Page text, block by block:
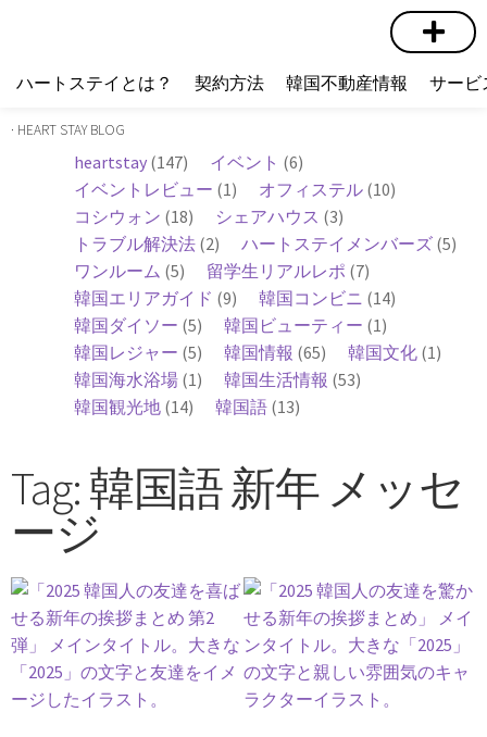
ハートステイとは？ 契約方法 韓国不動産情報 サービ
· HEART STAY BLOG
heartstay (147) イベント (6)
イベントレビュー (1) オフィステル (10)
コシウォン (18) シェアハウス (3)
トラブル解決法 (2) ハートステイメンバーズ (5)
ワンルーム (5) 留学生リアルレポ (7)
韓国エリアガイド (9) 韓国コンビニ (14)
韓国ダイソー (5) 韓国ビューティー (1)
韓国レジャー (5) 韓国情報 (65) 韓国文化 (1)
韓国海水浴場 (1) 韓国生活情報 (53)
韓国観光地 (14) 韓国語 (13)
Tag: 韓国語 新年 メッセ
ージ